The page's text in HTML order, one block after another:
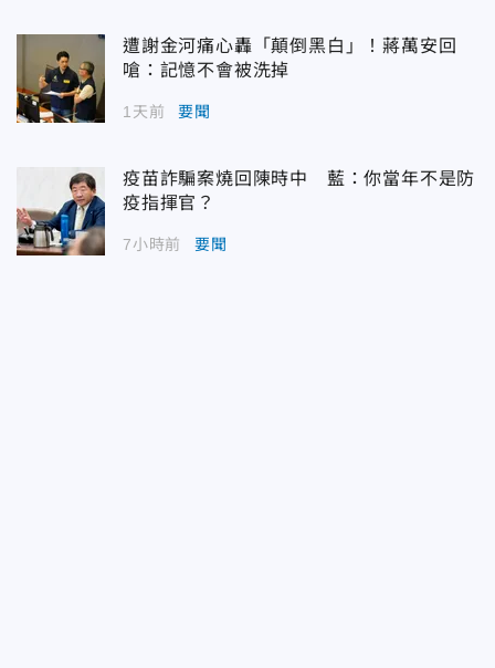
遭謝金河痛心轟「顛倒黑白」！蔣萬安回
嗆：記憶不會被洗掉
1天前 要聞
疫苗詐騙案燒回陳時中 藍：你當年不是防
疫指揮官？
7小時前 要聞